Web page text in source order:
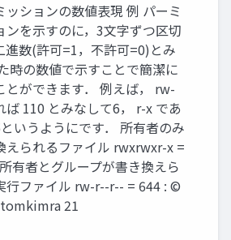
ッションの数値表現 例 パーミ
ンを示すのに，3文字ずつ区切
進数(許可=1，不許可=0)とみ
時の数値で示すことで簡潔に
とができます． 例えば， rw-
ば 110 とみなして6， r-x であ
いうようにです． 所有者のみ
えられるファイル rwxrwxr-x =
有者とグループが書き換えら
行ファイル rw-r--r-- = 644 : ©︎
21